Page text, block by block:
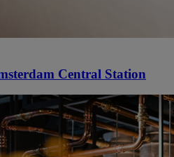
Central Station